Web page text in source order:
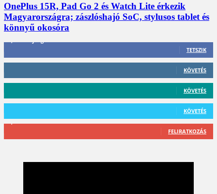
OnePlus 15R, Pad Go 2 és Watch Lite érkezik
Magyarországra; zászlóshajó SoC, stylusos tablet és
könnyű okosóra
TETSZIK
412 Követő
KÖVETÉS
59 Követő
KÖVETÉS
101 Követő
KÖVETÉS
2,589 Feliratkozó
FELIRATKOZÁS